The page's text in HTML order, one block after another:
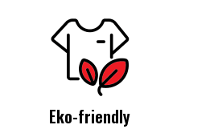
Eko-friendly